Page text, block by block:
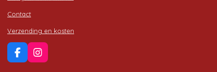
Contact
Verzending en kosten
F
a
I
n